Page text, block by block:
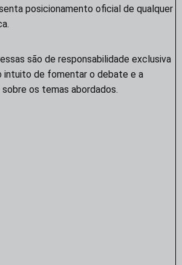
posicionamento oficial de qualquer
são de responsabilidade exclusiva
intuito de fomentar o debate e a
os temas abordados.